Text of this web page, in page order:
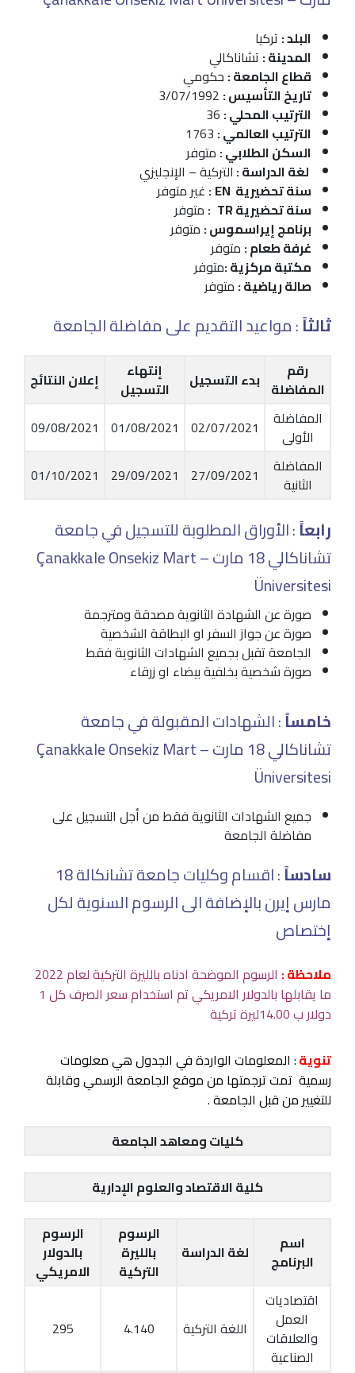
البلد : تركيا
المدينة : تشاناكالي
قطاع الجامعة : حكومي
تاريخ التأسيس :
الترتيب المحلي :
الترتيب العالمي :
السكن الطلابي : متوفر
لغة الدراسة : التركية – الإنجليزي
سنة تحضيرية EN
: غير متوفر
سنة تحضيرية TR
: متوفر
برنامج إيراسموس : متوفر
غرفة طعام : متوفر
مكتبة مركزية :متوفر
صالة رياضية : متوفر
ثالثاً: مواعيد التقديم على مفاضلة الجامعة
رقم
المفاضلة بدء التسجيل
إنتهاء
التسجيل
إعلان النتائج
المفاضلة
الأولى
02/07/2021
01/08/2021
09/08/2021
المفاضلة
الثانية
27/09/2021
29/09/2021
01/10/2021
رابعاً: الأوراق المطلوبة للتسجيل في جامعة
تشاناكالي 18 مارت – Çanakkale Onsekiz Mart
Üniversitesi
صورة عن الشهادة الثانوية مصدقة ومترجمة
صورة عن جواز السفر او البطاقة الشخصية
الجامعة تقبل بجميع الشهادات الثانوية فقط
صورة شخصية بخلفية بيضاء او زرقاء
خامساً: الشهادات المقبولة في جامعة
تشاناكالي 18 مارت – Çanakkale Onsekiz Mart
Üniversitesi
جميع الشهادات الثانوية فقط من أجل التسجيل على
مفاضلة الجامعة
سادساً
: اقسام وكليات جامعة تشانكالة 18
مارس إيرن بالإضافة الى الرسوم السنوية لكل
إختصاص
ملاحظة :
الرسوم الموضحة ادناه بالليرة التركية لعام 2022
ما يقابلها بالدولار الامريكي تم استخدام سعر الصرف كل 1
دولار ب 14.00ليرة تركية
تنوية: المعلومات الواردة في الجدول هي معلومات
رسمية تمت ترجمتها من موقع الجامعة الرسمي وقابلة
للتغيير من قبل الجامعة .
كليات ومعاهد الجامعة
كلية الاقتصاد والعلوم الإدارية
اسم
البرنامج
لغة الدراسة
الرسوم
بالليرة
التركية
الرسوم
بالدولار
الامريكي
اقتصاديات
العمل
والعلاقات
الصناعية
اللغة التركية 4.140
295